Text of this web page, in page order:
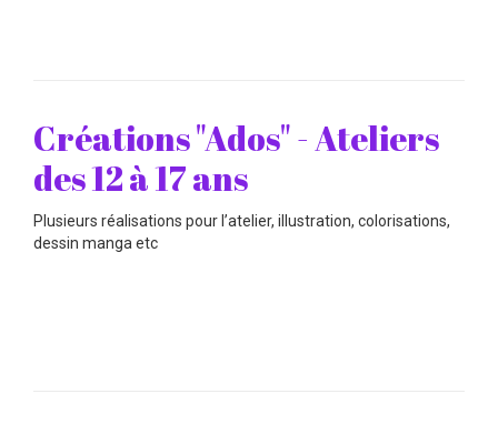
Créations "Ados" - Ateliers
des 12 à 17 ans
Plusieurs réalisations pour l’atelier, illustration, colorisations,
dessin manga etc